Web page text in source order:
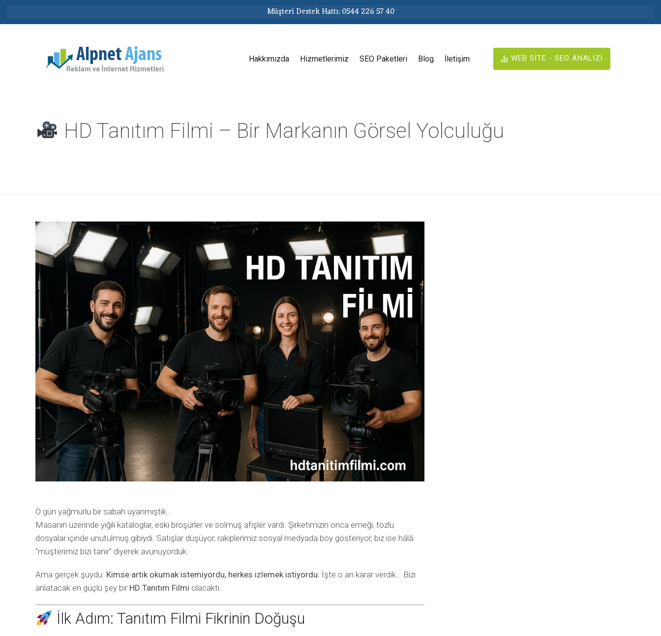
Müşteri Destek Hattı: 0544 226 57 40
Hakkımızda Hizmetlerimiz SEO Paketleri Blog İletişim WEB SİTE - SEO ANALİZİ
HD Tanıtım Filmi – Bir Markanın Görsel Yolculuğu
O gün yağmurlu bir sabah uyanmıştık…
Masanın üzerinde yığılı kataloglar, eski broşürler ve solmuş afişler vardı. Şirketimizin onca emeği, tozlu
dosyalar içinde unutulmuş gibiydi. Satışlar düşüyor, rakiplerimiz sosyal medyada boy gösteriyor, biz ise hâlâ
“müşterimiz bizi tanır” diyerek avunuyorduk.
Ama gerçek şuydu: Kimse artık okumak istemiyordu, herkes izlemek istiyordu. İşte o an karar verdik… Bizi
anlatacak en güçlü şey bir HD Tanıtım Filmi olacaktı.
İlk Adım: Tanıtım Filmi Fikrinin Doğuşu